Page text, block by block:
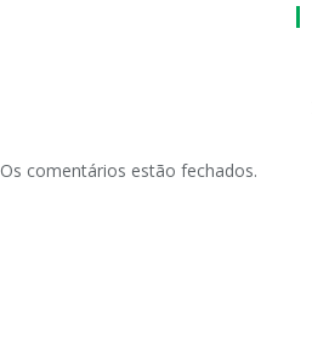
Os comentários estão fechados.